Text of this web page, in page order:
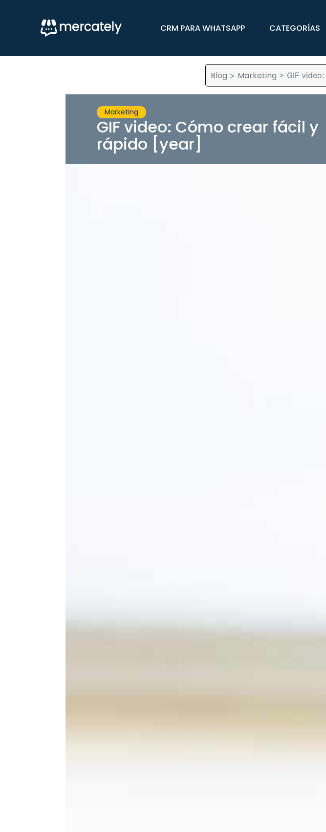
CRM PARA WHATSAPP CATEGORÍAS
Blog > Marketing > GIF
Marketing
GIF video: Cómo crear fácil y
rápido [year]